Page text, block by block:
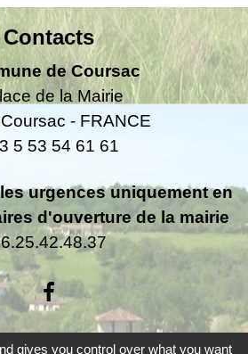
Contacts
de Coursac
de la Mairie
- FRANCE
5 53 54 61 61
urgences uniquement en
d'ouverture de la mairie
gives you control over what you want